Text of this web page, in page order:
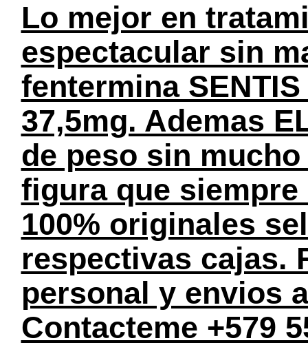
Lo mejor en
espectacular sin
fentermina
37,5mg. Ademas
de peso sin
figura que
100% originales
respectivas cajas.
personal y envios
Contacteme +579